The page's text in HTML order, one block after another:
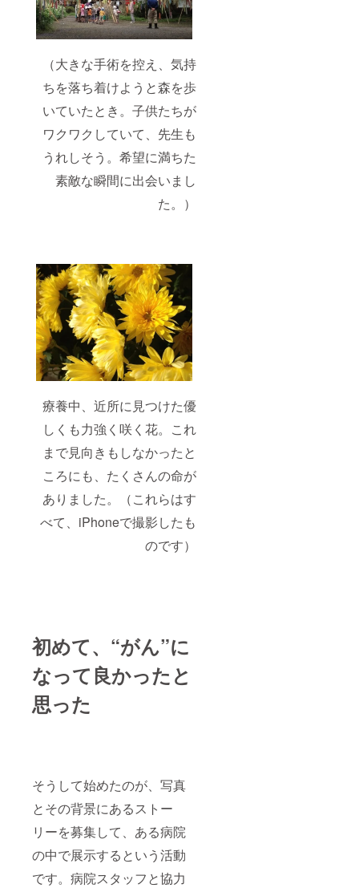
（大きな手術を控え、気持
ちを落ち着けようと森を歩
いていたとき。子供たちが
ワクワクしていて、先生も
うれしそう。希望に満ちた
素敵な瞬間に出会いまし
た。）
療養中、近所に見つけた優
しくも力強く咲く花。これ
まで見向きもしなかったと
ころにも、たくさんの命が
ありました。（これらはす
べて、iPhoneで撮影したも
のです）
初めて、“がん”に
なって良かったと
思った
そうして始めたのが、写真
とその背景にあるストー
リーを募集して、ある病院
の中で展示するという活動
です。病院スタッフと協力